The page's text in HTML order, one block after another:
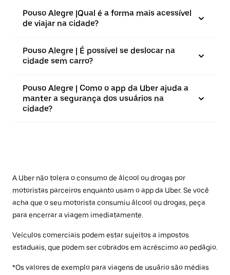
Pouso Alegre |⁠Qual é a forma mais acessível
de viajar na cidade?
Pouso Alegre | É possível se deslocar na
cidade sem carro?
Pouso Alegre | Como o app da Uber ajuda a
manter a segurança dos usuários na
cidade?
A Uber não tolera o consumo de álcool ou drogas por
motoristas parceiros enquanto usam o app da Uber. Se você
acha que o seu motorista consumiu álcool ou drogas, peça
para encerrar a viagem imediatamente.
Veículos comerciais podem estar sujeitos a impostos
estaduais, que podem ser cobrados em acréscimo ao pedágio.
*Os valores de exemplo para viagens de usuário são médias